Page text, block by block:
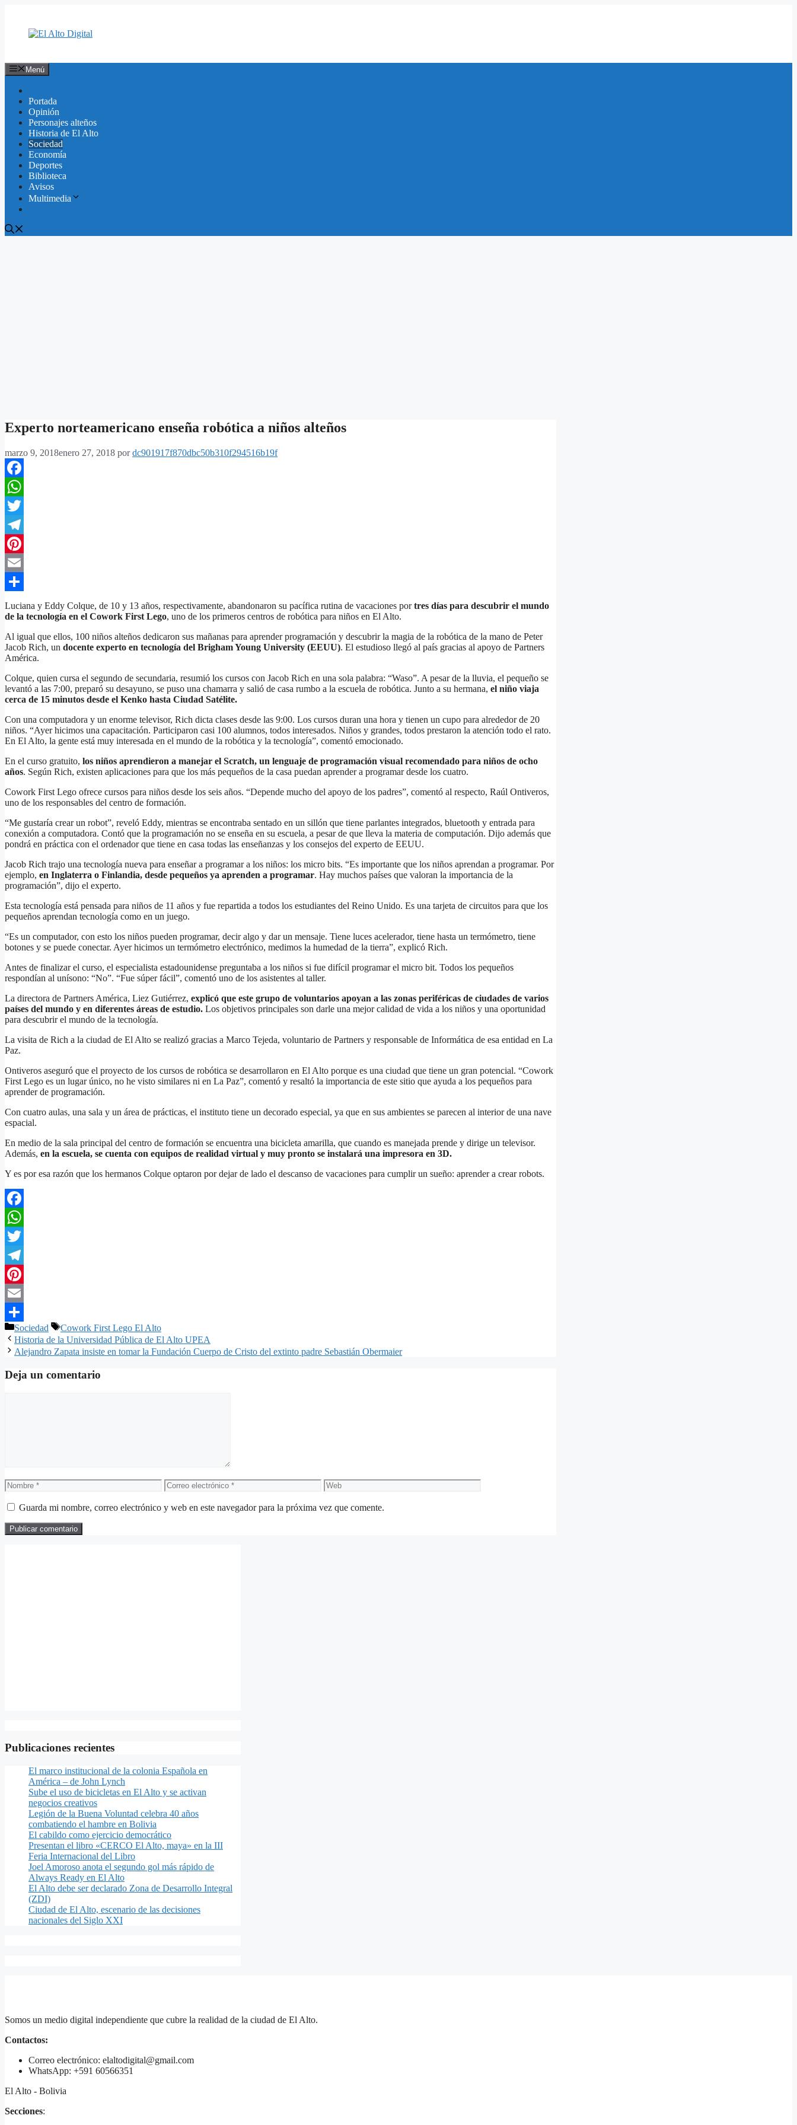
contenido
Menú
Portada
Opinión
Personajes alteños
Historia de El Alto
Sociedad
Economía
Deportes
Biblioteca
Avisos
Multimedia
Experto norteamericano enseña robótica a niños alteños
marzo 9, 2018enero 27, 2018 pordc901917f870dbc50b310f294516b19f
Facebook
WhatsApp
Twitter
Telegram
Pinterest
Email
Compartir
Luciana y Eddy Colque, de 10 y 13 años, respectivamente, abandonaron su pacífica rutina de vacaciones portres días para descubrir el mundo
de la tecnología en el Cowork First Lego, uno de los primeros centros de robótica para niños en El Alto.
Al igual que ellos, 100 niños alteños dedicaron sus mañanas para aprender programación y descubrir la magia de la robótica de la mano de Peter
Jacob Rich, un docente experto en tecnología del Brigham Young University (EEUU). El estudioso llegó al país gracias al apoyo de Partners
América.
Colque, quien cursa el segundo de secundaria, resumió los cursos con Jacob Rich en una sola palabra: “Waso”. A pesar de la lluvia, el pequeño se
levantó a las 7:00, preparó su desayuno, se puso una chamarra y salió de casa rumbo a la escuela de robótica. Junto a su hermana, el niño viaja
cerca de 15 minutos desde el Kenko hasta Ciudad Satélite.
Con una computadora y un enorme televisor, Rich dicta clases desde las 9:00. Los cursos duran una hora y tienen un cupo para alrededor de 20
niños. “Ayer hicimos una capacitación. Participaron casi 100 alumnos, todos interesados. Niños y grandes, todos prestaron la atención todo el rato.
En El Alto, la gente está muy interesada en el mundo de la robótica y la tecnología”, comentó emocionado.
En el curso gratuito, los niños aprendieron a manejar el Scratch, un lenguaje de programación visual recomendado para niños de ocho
años. Según Rich, existen aplicaciones para que los más pequeños de la casa puedan aprender a programar desde los cuatro.
Cowork First Lego ofrece cursos para niños desde los seis años. “Depende mucho del apoyo de los padres”, comentó al respecto, Raúl Ontiveros,
uno de los responsables del centro de formación.
“Me gustaría crear un robot”, reveló Eddy, mientras se encontraba sentado en un sillón que tiene parlantes integrados, bluetooth y entrada para
conexión a computadora. Contó que la programación no se enseña en su escuela, a pesar de que lleva la materia de computación. Dijo además que
pondrá en práctica con el ordenador que tiene en casa todas las enseñanzas y los consejos del experto de EEUU.
Jacob Rich trajo una tecnología nueva para enseñar a programar a los niños: los micro bits. “Es importante que los niños aprendan a programar. Por
ejemplo, en Inglaterra o Finlandia, desde pequeños ya aprenden a programar. Hay muchos países que valoran la importancia de la
programación”, dijo el experto.
Esta tecnología está pensada para niños de 11 años y fue repartida a todos los estudiantes del Reino Unido. Es una tarjeta de circuitos para que los
pequeños aprendan tecnología como en un juego.
“Es un computador, con esto los niños pueden programar, decir algo y dar un mensaje. Tiene luces acelerador, tiene hasta un termómetro, tiene
botones y se puede conectar. Ayer hicimos un termómetro electrónico, medimos la humedad de la tierra”, explicó Rich.
Antes de finalizar el curso, el especialista estadounidense preguntaba a los niños si fue difícil programar el micro bit. Todos los pequeños
respondían al unísono: “No”. “Fue súper fácil”, comentó uno de los asistentes al taller.
La directora de Partners América, Liez Gutiérrez, explicó que este grupo de voluntarios apoyan a las zonas periféricas de ciudades de varios
países del mundo y en diferentes áreas de estudio. Los objetivos principales son darle una mejor calidad de vida a los niños y una oportunidad
para descubrir el mundo de la tecnología.
La visita de Rich a la ciudad de El Alto se realizó gracias a Marco Tejeda, voluntario de Partners y responsable de Informática de esa entidad en La
Paz.
Ontiveros aseguró que el proyecto de los cursos de robótica se desarrollaron en El Alto porque es una ciudad que tiene un gran potencial. “Cowork
First Lego es un lugar único, no he visto similares ni en La Paz”, comentó y resaltó la importancia de este sitio que ayuda a los pequeños para
aprender de programación.
Con cuatro aulas, una sala y un área de prácticas, el instituto tiene un decorado especial, ya que en sus ambientes se parecen al interior de una nave
espacial.
En medio de la sala principal del centro de formación se encuentra una bicicleta amarilla, que cuando es manejada prende y dirige un televisor.
Además, en la escuela, se cuenta con equipos de realidad virtual y muy pronto se instalará una impresora en 3D.
Y es por esa razón que los hermanos Colque optaron por dejar de lado el descanso de vacaciones para cumplir un sueño: aprender a crear robots.
Facebook
WhatsApp
Twitter
Telegram
Pinterest
Email
Compartir
Categorías
Sociedad Etiquetas
Cowork First Lego El Alto
Historia de la Universidad Pública de El Alto UPEA
Alejandro Zapata insiste en tomar la Fundación Cuerpo de Cristo del extinto padre Sebastián Obermaier
Deja un comentario
Nombre
Correo
electrónico
Web
Guarda mi nombre, correo electrónico y web en este navegador para la próxima vez que comente.
Publicaciones recientes
El marco institucional de la colonia Española en
América – de John Lynch
Sube el uso de bicicletas en El Alto y se activan
negocios creativos
Legión de la Buena Voluntad celebra 40 años
combatiendo el hambre en Bolivia
El cabildo como ejercicio democrático
Presentan el libro «CERCO El Alto, maya» en la III
Feria Internacional del Libro
Joel Amoroso anota el segundo gol más rápido de
Always Ready en El Alto
El Alto debe ser declarado Zona de Desarrollo Integral
(ZDI)
Ciudad de El Alto, escenario de las decisiones
nacionales del Siglo XXI
Somos un medio digital independiente que cubre la realidad de la ciudad de El Alto.
Contactos:
Correo electrónico: elaltodigital@gmail.com
WhatsApp: +591 60566351
El Alto - Bolivia
Secciones: